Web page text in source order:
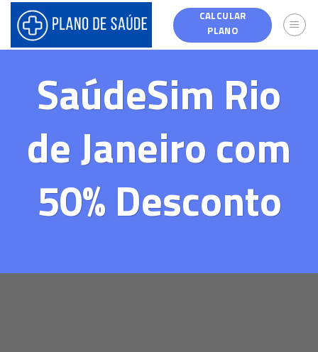
content
CALCULAR
PLANO
SaúdeSim Rio
de Janeiro com
50% Desconto